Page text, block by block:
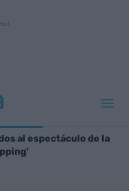
al espectáculo de la